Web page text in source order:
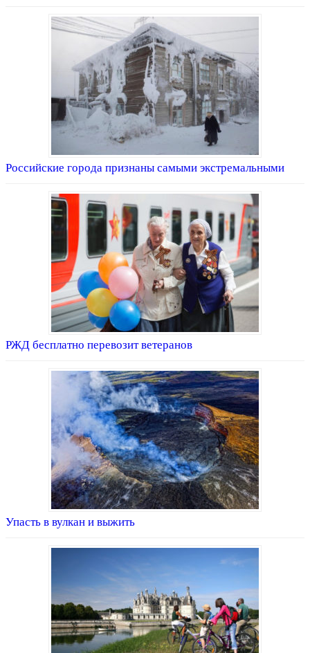
Российские города признаны самыми экстремальными
РЖД бесплатно перевозит ветеранов
Упасть в вулкан и выжить